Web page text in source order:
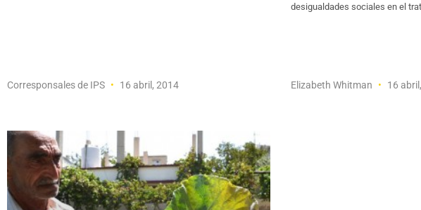
Corresponsales de IPS 16 abril, 2014
desigualdades sociales en el
Elizabeth Whitman 16